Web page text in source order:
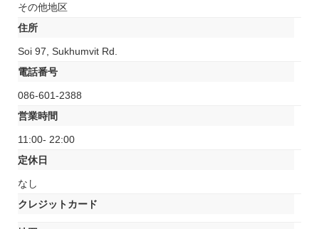
その他地区
住所
Soi 97, Sukhumvit Rd.
電話番号
086-601-2388
営業時間
11:00- 22:00
定休日
なし
クレジットカード